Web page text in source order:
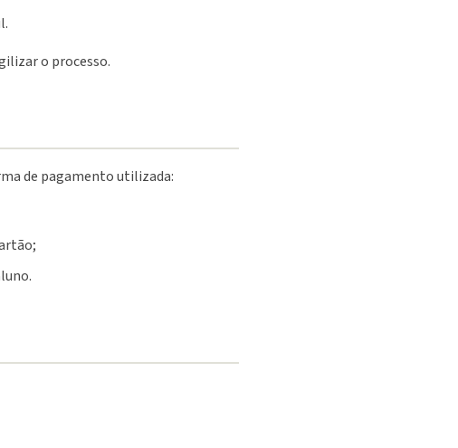
o processo.
de pagamento utilizada: